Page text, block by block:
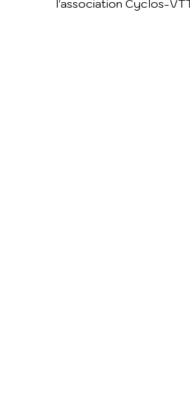
l'association Cyclos-